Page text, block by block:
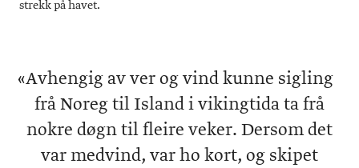
strekk på havet.
«Avhengig av ver og vind kunne sigling
frå Noreg til Island i vikingtida ta frå
nokre døgn til fleire veker. Dersom det
var medvind, var ho kort, og skipet